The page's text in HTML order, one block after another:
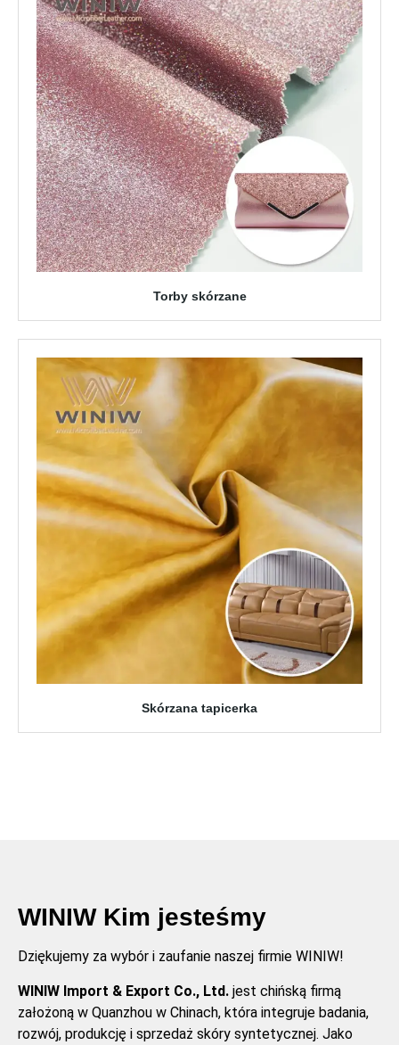
Torby skórzane
Skórzana tapicerka
WINIW Kim jesteśmy
Dziękujemy za wybór i zaufanie naszej firmie WINIW!
WINIW Import & Export Co., Ltd. jest chińską firmą
założoną w Quanzhou w Chinach, która integruje badania,
rozwój, produkcję i sprzedaż skóry syntetycznej. Jako